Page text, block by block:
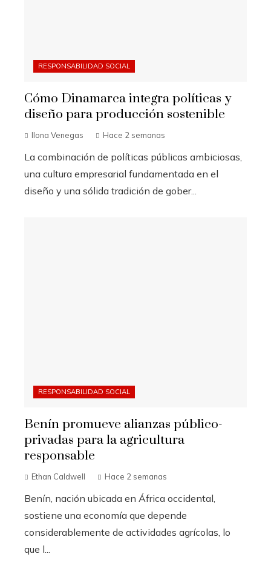
RESPONSABILIDAD SOCIAL
Cómo Dinamarca integra políticas y
diseño para producción sostenible
Ilona Venegas Hace 2 semanas
La combinación de políticas públicas ambiciosas,
una cultura empresarial fundamentada en el
diseño y una sólida tradición de gober...
RESPONSABILIDAD SOCIAL
Benín promueve alianzas público-
privadas para la agricultura
responsable
Ethan Caldwell Hace 2 semanas
Benín, nación ubicada en África occidental,
sostiene una economía que depende
considerablemente de actividades agrícolas, lo
que l...